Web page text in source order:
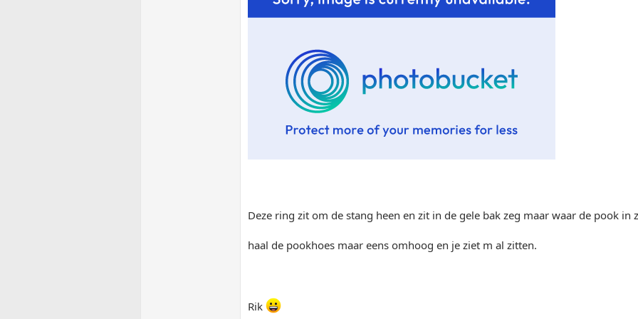
Deze ring zit om de stang heen en zit in de gele bak zeg maar waar de pook in
haal de pookhoes maar eens omhoog en je ziet m al zitten.
Rik